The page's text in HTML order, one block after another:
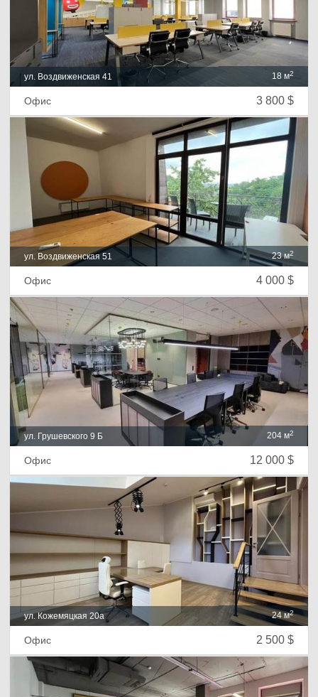
ул. Воздвиженская 41 18 м2
3 800 $
Офис
ул. Воздвиженская 51 23 м2
4 000 $
Офис
ул. Грушевского 9 Б 204 м2
12 000 $
Офис
ул. Кожемяцкая 20а 24 м2
2 500 $
Офис